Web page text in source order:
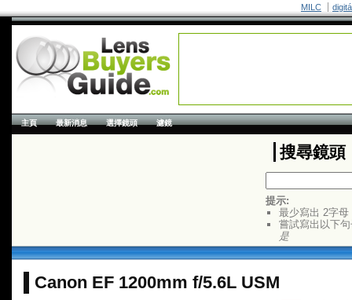
MILC
主頁 最新消息 選擇鏡頭 濾鏡
搜尋鏡頭
提示:
最少寫出 2字母
嘗試寫出以下
是
Canon EF 1200mm f/5.6L USM